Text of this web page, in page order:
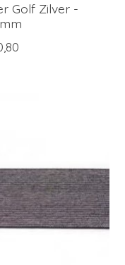
Golf Zilver -